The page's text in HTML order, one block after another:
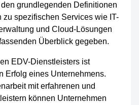
grundlegenden Definitionen
zu spezifischen Services wie IT-
und Cloud-Lösungen
Überblick gegeben.
EDV-Dienstleisters ist
Erfolg eines Unternehmens.
mit erfahrenen und
können Unternehmen